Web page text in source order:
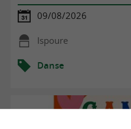
09/08/2026
Ispoure
Danse